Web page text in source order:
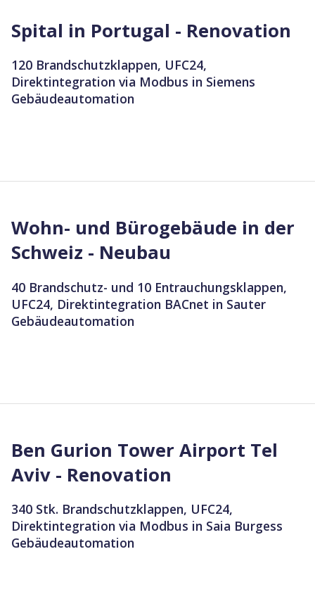
Spital in Portugal - Renovation
120 Brandschutzklappen, UFC24,
Direktintegration via Modbus in Siemens
Gebäudeautomation
Wohn- und Bürogebäude in der
Schweiz - Neubau
40 Brandschutz- und 10 Entrauchungsklappen,
UFC24, Direktintegration BACnet in Sauter
Gebäudeautomation
Ben Gurion Tower Airport Tel
Aviv - Renovation
340 Stk. Brandschutzklappen, UFC24,
Direktintegration via Modbus in Saia Burgess
Gebäudeautomation